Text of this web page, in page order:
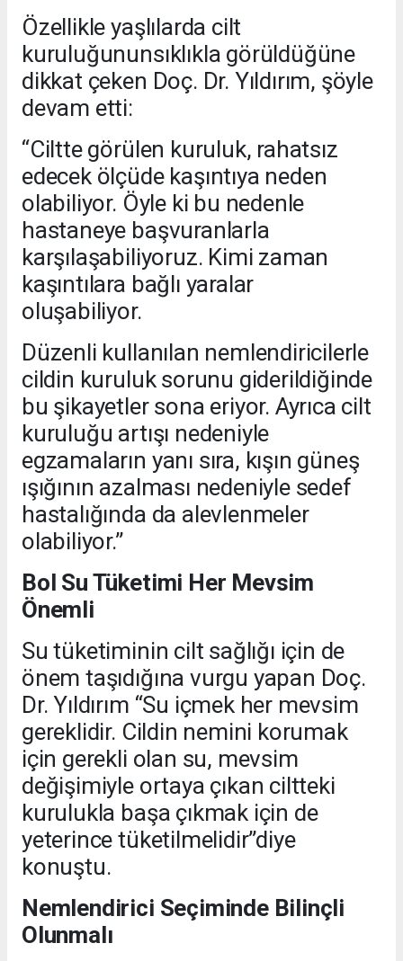
Özellikle yaşlılarda cilt
kuruluğununsıklıkla görüldüğüne
dikkat çeken Doç. Dr. Yıldırım, şöyle
devam etti:
“Ciltte görülen kuruluk, rahatsız
edecek ölçüde kaşıntıya neden
olabiliyor. Öyle ki bu nedenle
hastaneye başvuranlarla
karşılaşabiliyoruz. Kimi zaman
kaşıntılara bağlı yaralar
oluşabiliyor.
Düzenli kullanılan nemlendiricilerle
cildin kuruluk sorunu giderildiğinde
bu şikayetler sona eriyor. Ayrıca cilt
kuruluğu artışı nedeniyle
egzamaların yanı sıra, kışın güneş
ışığının azalması nedeniyle sedef
hastalığında da alevlenmeler
olabiliyor.”
Bol Su Tüketimi Her Mevsim
Önemli
Su tüketiminin cilt sağlığı için de
önem taşıdığına vurgu yapan Doç.
Dr. Yıldırım “Su içmek her mevsim
gereklidir. Cildin nemini korumak
için gerekli olan su, mevsim
değişimiyle ortaya çıkan ciltteki
kurulukla başa çıkmak için de
yeterince tüketilmelidir”diye
konuştu.
Nemlendirici Seçiminde Bilinçli
Olunmalı